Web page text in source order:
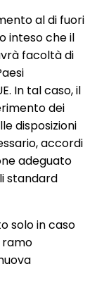
al di fuori
inteso che il
facoltà di
In tal caso, il
dei
disposizioni
accordi
adeguato
standard
solo in caso
ramo